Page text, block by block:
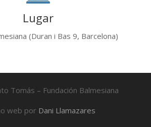
Lugar
(Duran i Bas 9, Barcelona)
Tomás – Fundación Balmesiana
web por Dani Llamazares